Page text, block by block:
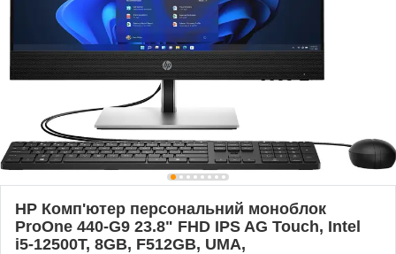
HP Комп'ютер персональний моноблок
ProOne 440-G9 23.8" FHD IPS AG Touch, Intel
i5-12500T, 8GB, F512GB, UMA,